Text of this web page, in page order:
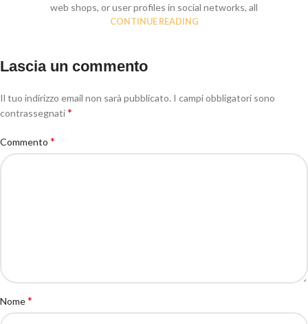
web shops, or user profiles in social networks, all
CONTINUE READING
Lascia un commento
Il tuo indirizzo email non sarà pubblicato. I campi obbligatori sono
contrassegnati*
Commento *
Nome*